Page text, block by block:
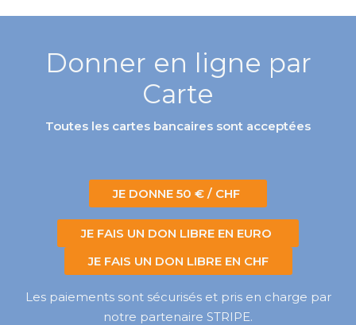
Donner en ligne par
Carte
Toutes les cartes bancaires sont acceptées
JE DONNE 50 € / CHF
JE FAIS UN DON LIBRE EN EURO
JE FAIS UN DON LIBRE EN CHF
Les paiements sont sécurisés et pris en charge par
notre partenaire STRIPE.